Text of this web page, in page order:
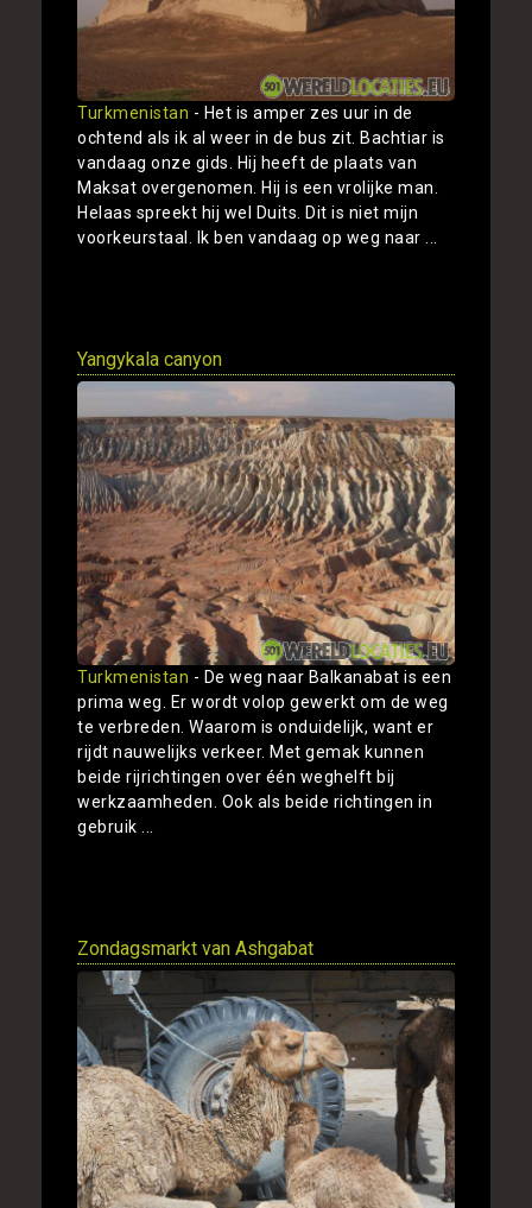
Turkmenistan - Het is amper zes uur in de
ochtend als ik al weer in de bus zit. Bachtiar is
vandaag onze gids. Hij heeft de plaats van
Maksat overgenomen. Hij is een vrolijke man.
Helaas spreekt hij wel Duits. Dit is niet mijn
voorkeurstaal. Ik ben vandaag op weg naar ...
Yangykala canyon
Turkmenistan - De weg naar Balkanabat is een
prima weg. Er wordt volop gewerkt om de weg
te verbreden. Waarom is onduidelijk, want er
rijdt nauwelijks verkeer. Met gemak kunnen
beide rijrichtingen over één weghelft bij
werkzaamheden. Ook als beide richtingen in
gebruik ...
Zondagsmarkt van Ashgabat